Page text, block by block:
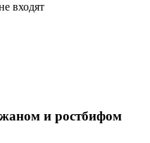
входят
и ростбифом